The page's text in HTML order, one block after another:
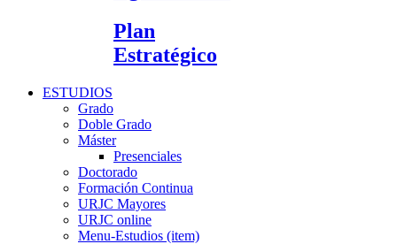
Plan
Estratégico
ESTUDIOS
Grado
Doble Grado
Máster
Presenciales
Doctorado
Formación Continua
URJC Mayores
URJC online
Menu-Estudios (item)